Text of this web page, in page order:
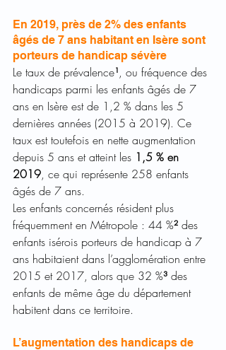
En 2019, près de 2% des enfants
âgés de 7 ans habitant en Isère sont
porteurs de handicap sévère
Le taux de prévalence¹, ou fréquence des
handicaps parmi les enfants âgés de 7
ans en Isère est de 1,2 % dans les 5
dernières années (2015 à 2019). Ce
taux est toutefois en nette augmentation
depuis 5 ans et atteint les 1,5 % en
2019, ce qui représente 258 enfants
âgés de 7 ans.
Les enfants concernés résident plus
fréquemment en Métropole : 44 %² des
enfants isérois porteurs de handicap à 7
ans habitaient dans l’agglomération entre
2015 et 2017, alors que 32 %³ des
enfants de même âge du département
habitent dans ce territoire.
L’augmentation des handicaps de